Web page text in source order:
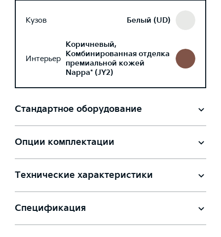
Кузов Белый (UD)
Интерьер
Коричневый,
Комбинированная отделка
премиальной кожей
Nappa* (JY2)
Стандартное оборудование
Опции комплектации
Технические характеристики
Спецификация